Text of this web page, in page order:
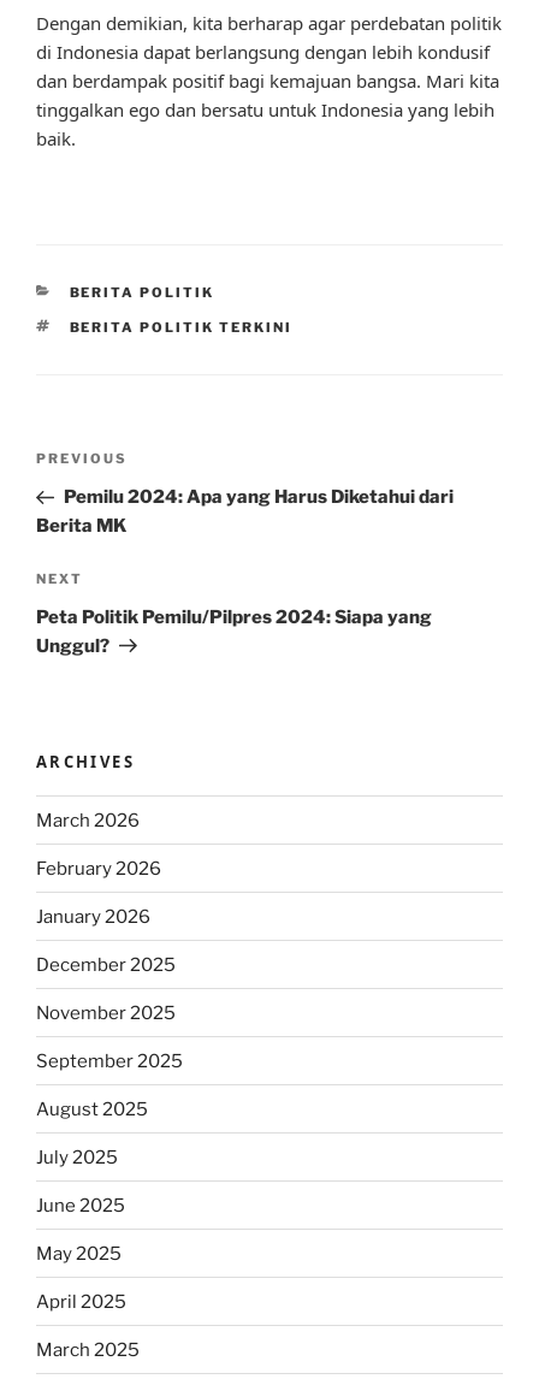
Dengan demikian, kita berharap agar perdebatan politik
di Indonesia dapat berlangsung dengan lebih kondusif
dan berdampak positif bagi kemajuan bangsa. Mari kita
tinggalkan ego dan bersatu untuk Indonesia yang lebih
baik.
CATEGORIES
BERITA POLITIK
TAGS
BERITA POLITIK TERKINI
Previous
Post
PREVIOUS
Pemilu 2024: Apa yang Harus Diketahui dari
Berita MK
Next
Post
NEXT
Peta Politik Pemilu/Pilpres 2024: Siapa yang
Unggul?
ARCHIVES
March 2026
February 2026
January 2026
December 2025
November 2025
September 2025
August 2025
July 2025
June 2025
May 2025
April 2025
March 2025